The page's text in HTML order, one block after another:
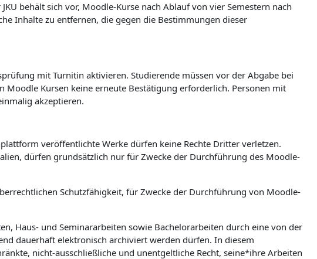
behält sich vor, Moodle-Kurse nach Ablauf von vier Semestern nach
Inhalte zu entfernen, die gegen die Bestimmungen dieser
mit Turnitin aktivieren. Studierende müssen vor der Abgabe bei
Moodle Kursen keine erneute Bestätigung erforderlich. Personen mit
akzeptieren.
veröffentlichte Werke dürfen keine Rechte Dritter verletzen.
dürfen grundsätzlich nur für Zwecke der Durchführung des Moodle-
Schutzfähigkeit, für Zwecke der Durchführung von Moodle-
Haus- und Seminararbeiten sowie Bachelorarbeiten durch eine von der
dauerhaft elektronisch archiviert werden dürfen. In diesem
nicht-ausschließliche und unentgeltliche Recht, seine*ihre Arbeiten